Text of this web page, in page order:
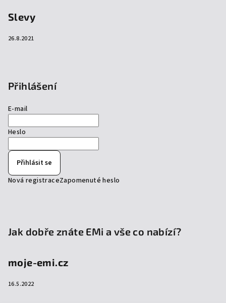
Slevy
26.8.2021
Přihlášení
E-mail
Heslo
Přihlásit se
Nová registraceZapomenuté heslo
Jak dobře znáte EMi a vše co nabízí?
moje-emi.cz
16.5.2022